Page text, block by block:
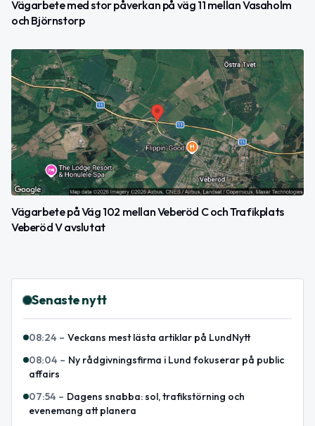
Vägarbete med stor påverkan på väg 11 mellan Vasaholm
och Björnstorp
Vägarbete på Väg 102 mellan Veberöd C och Trafikplats
Veberöd V avslutat
Senaste nytt
08:24 – Veckans mest lästa artiklar på LundNytt
08:04 – Ny rådgivningsfirma i Lund fokuserar på public
affairs
07:54 – Dagens snabba: sol, trafikstörning och
evenemang att planera